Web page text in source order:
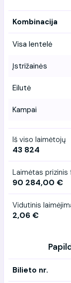
Kombinacija
Visa lentelė
Įstrižainės
Eilutė
Kampai
Iš viso laimėtojų
43 824
Laimėtas prizinis
90 284,00 €
Vidutinis
2,06 €
Bilieto nr.